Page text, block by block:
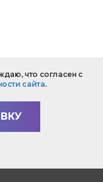
что согласен с
сайта.